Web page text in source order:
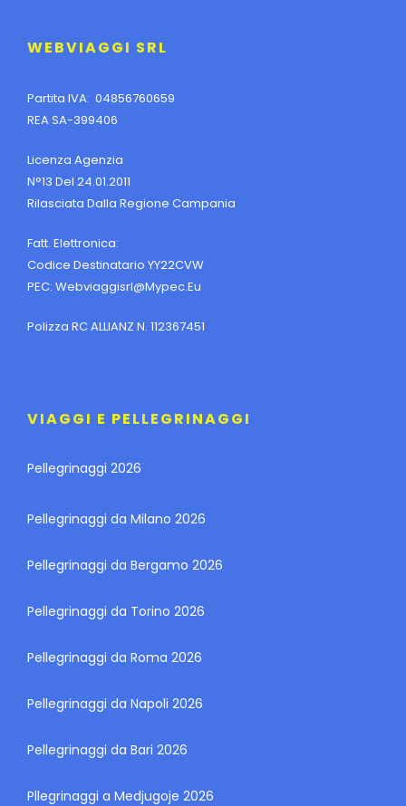
WEBVIAGGI SRL
Partita IVA: 04856760659
REA SA-399406
Licenza Agenzia
N°13 Del 24.01.2011
Rilasciata Dalla Regione Campania
Fatt. Elettronica:
Codice Destinatario YY22CVW
PEC: Webviaggisrl@mypec.eu
Polizza RC ALLIANZ N. 112367451
VIAGGI E PELLEGRINAGGI
Pellegrinaggi 2026
Pellegrinaggi da Milano 2026
Pellegrinaggi da Bergamo 2026
Pellegrinaggi da Torino 2026
Pellegrinaggi da Roma 2026
Pellegrinaggi da Napoli 2026
Pellegrinaggi da Bari 2026
Pllegrinaggi a Medjugoje 2026